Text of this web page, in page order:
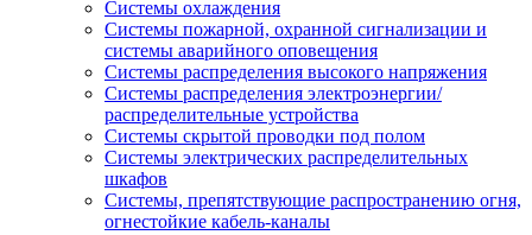
Системы охлаждения
Системы пожарной, охранной сигнализации и
системы аварийного оповещения
Системы распределения высокого напряжения
Системы распределения электроэнергии/
распределительные устройства
Системы скрытой проводки под полом
Системы электрических распределительных
шкафов
Системы, препятствующие распространению огня,
огнестойкие кабель-каналы